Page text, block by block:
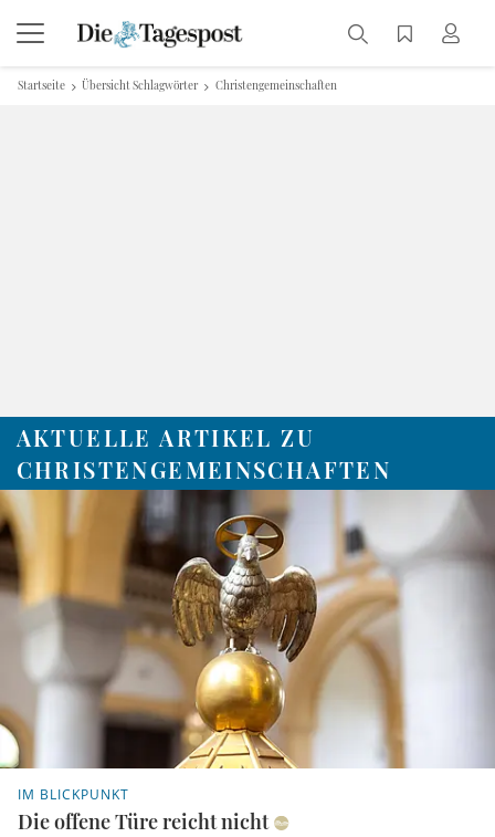
Startseite Übersicht Schlagwörter Christengemeinschaften
AKTUELLE ARTIKEL ZU
CHRISTENGEMEINSCHAFTEN
IM BLICKPUNKT
Die offene Türe reicht nicht